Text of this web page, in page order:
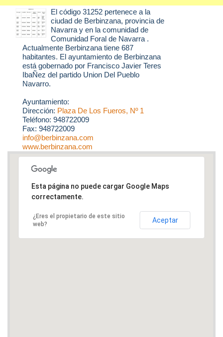
El código 31252 pertenece a la
ciudad de Berbinzana, provincia de
Navarra y en la comunidad de
Comunidad Foral de Navarra .
Actualmente Berbinzana tiene 687
habitantes. El ayuntamiento de Berbinzana
está gobernado por Francisco Javier Teres
IbaÑez del partido Union Del Pueblo
Navarro.
Ayuntamiento:
Dirección: Plaza De Los Fueros, Nº 1
Teléfono: 948722009
Fax: 948722009
info@berbinzana.com
www.berbinzana.com
Esta página no puede cargar Google Maps
correctamente.
¿Eres el propietario de este sitio
web?
Aceptar